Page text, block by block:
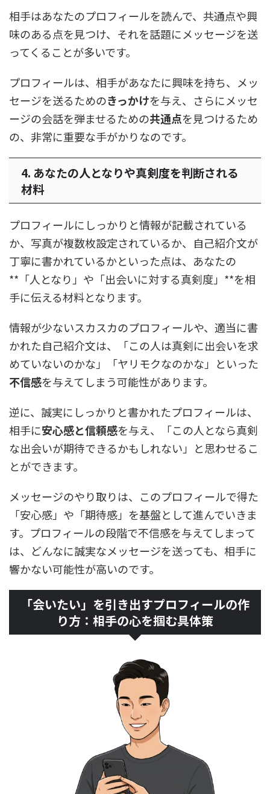
相手はあなたのプロフィールを読んで、共通点や興
味のある点を見つけ、それを話題にメッセージを送
ってくることが多いです。
プロフィールは、相手があなたに興味を持ち、メッ
セージを送るためのきっかけを与え、さらにメッセ
ージの会話を弾ませるための共通点を見つけるため
の、非常に重要な手がかりなのです。
4. あなたの人となりや真剣度を判断される
材料
プロフィールにしっかりと情報が記載されている
か、写真が複数枚設定されているか、自己紹介文が
丁寧に書かれているかといった点は、あなたの
**「人となり」や「出会いに対する真剣度」**を相
手に伝える材料となります。
情報が少ないスカスカのプロフィールや、適当に書
かれた自己紹介文は、「この人は真剣に出会いを求
めていないのかな」「ヤリモクなのかな」といった
不信感を与えてしまう可能性があります。
逆に、誠実にしっかりと書かれたプロフィールは、
相手に安心感と信頼感を与え、「この人となら真剣
な出会いが期待できるかもしれない」と思わせるこ
とができます。
メッセージのやり取りは、このプロフィールで得た
「安心感」や「期待感」を基盤として進んでいきま
す。プロフィールの段階で不信感を与えてしまって
は、どんなに誠実なメッセージを送っても、相手に
響かない可能性が高いのです。
「会いたい」を引き出すプロフィールの作
り方：相手の心を掴む具体策